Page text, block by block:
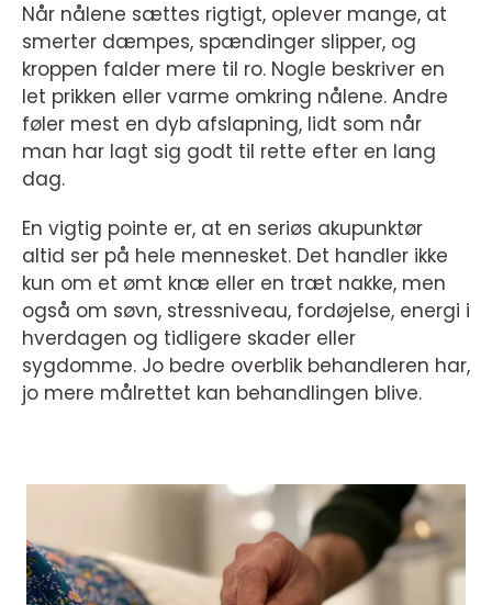
Når nålene sættes rigtigt, oplever mange, at
smerter dæmpes, spændinger slipper, og
kroppen falder mere til ro. Nogle beskriver en
let prikken eller varme omkring nålene. Andre
føler mest en dyb afslapning, lidt som når
man har lagt sig godt til rette efter en lang
dag.
En vigtig pointe er, at en seriøs akupunktør
altid ser på hele mennesket. Det handler ikke
kun om et ømt knæ eller en træt nakke, men
også om søvn, stressniveau, fordøjelse, energi i
hverdagen og tidligere skader eller
sygdomme. Jo bedre overblik behandleren har,
jo mere målrettet kan behandlingen blive.